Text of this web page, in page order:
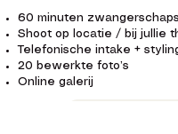
60 minuten
Shoot op locatie / bij jullie
Telefonische intake +
20 bewerkte foto’s
Online galerij